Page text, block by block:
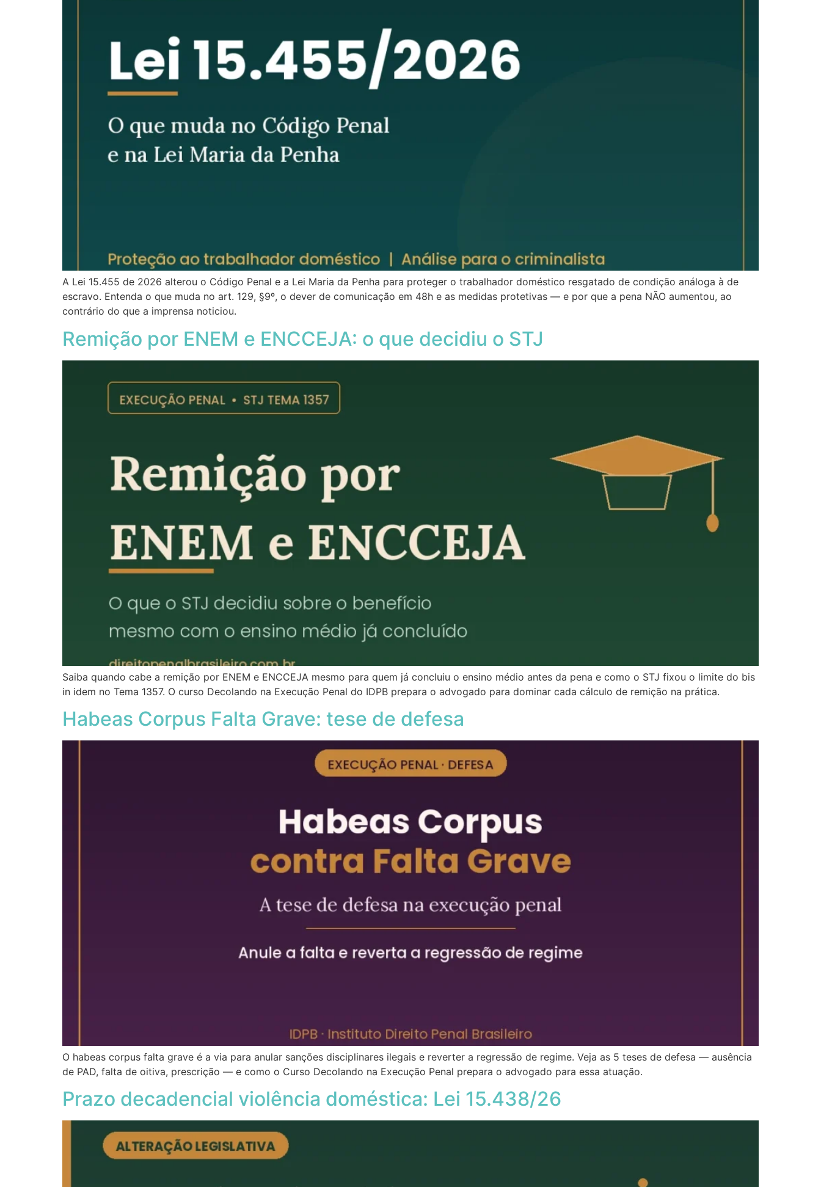
A Lei 15.455 de 2026 alterou o Código Penal e a Lei Maria da Penha para proteger o trabalhador doméstico resgatado de condição análoga à de
escravo. Entenda o que muda no art. 129, §9º, o dever de comunicação em 48h e as medidas protetivas — e por que a pena NÃO aumentou, ao
contrário do que a imprensa noticiou.
Remição por ENEM e ENCCEJA: o que decidiu o STJ
Saiba quando cabe a remição por ENEM e ENCCEJA mesmo para quem já concluiu o ensino médio antes da pena e como o STJ fixou o limite do bis
in idem no Tema 1357. O curso Decolando na Execução Penal do IDPB prepara o advogado para dominar cada cálculo de remição na prática.
Habeas Corpus Falta Grave: tese de defesa
O habeas corpus falta grave é a via para anular sanções disciplinares ilegais e reverter a regressão de regime. Veja as 5 teses de defesa — ausência
de PAD, falta de oitiva, prescrição — e como o Curso Decolando na Execução Penal prepara o advogado para essa atuação.
Prazo decadencial violência doméstica: Lei 15.438/26